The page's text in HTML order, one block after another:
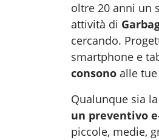
oltre 20 anni un
attività di
cercando.
smartphone e
consono alle tue
Qualunque sia
un preventivo
piccole, medie,